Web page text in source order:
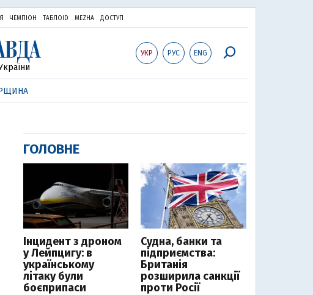
ЧЕМПІОН ТАБЛОID MEZHA ДОСТУП
УКР РУС ENG
ГОЛОВНЕ
Інцидент з дроном
у Лейпцигу: в
українському
літаку були
боєприпаси
Судна, банки та
підприємства:
Британія
розширила санкції
проти Росії